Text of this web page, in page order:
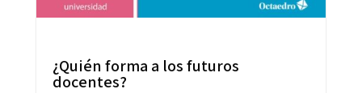
¿Quién forma a los futuros
docentes?